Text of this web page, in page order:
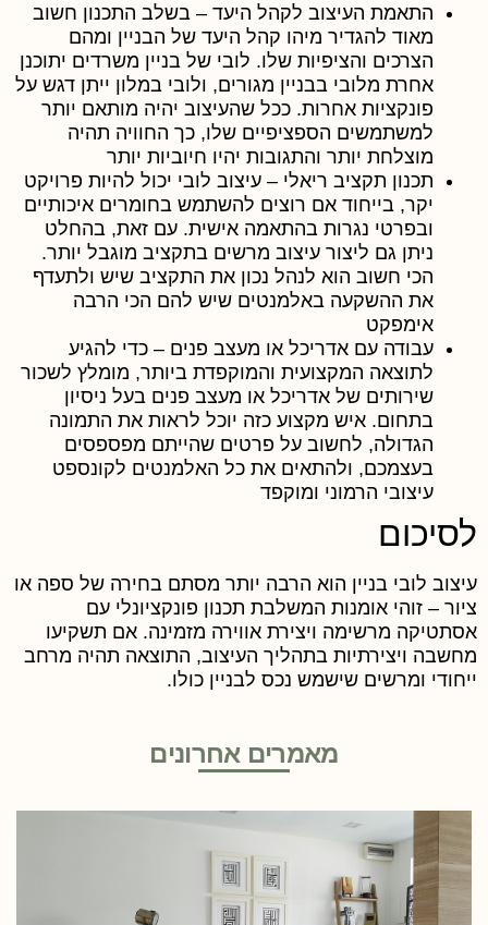
התאמת העיצוב לקהל היעד– בשלב התכנון חשוב
מאוד להגדיר מיהו קהל היעד של הבניין ומהם
הצרכים והציפיות שלו. לובי של בניין משרדים יתוכנן
אחרת מלובי בבניין מגורים, ולובי במלון ייתן דגש על
פונקציות אחרות. ככל שהעיצוב יהיה מותאם יותר
למשתמשים הספציפיים שלו, כך החוויה תהיה
מוצלחת יותר והתגובות יהיו חיוביות יותר
תכנון תקציב ריאלי– עיצוב לובי יכול להיות פרויקט
יקר, בייחוד אם רוצים להשתמש בחומרים איכותיים
ובפרטי נגרות בהתאמה אישית. עם זאת, בהחלט
ניתן גם ליצור עיצוב מרשים בתקציב מוגבל יותר.
הכי חשוב הוא לנהל נכון את התקציב שיש ולתעדף
את ההשקעה באלמנטים שיש להם הכי הרבה
אימפקט
עבודה עם אדריכל או מעצב פנים– כדי להגיע
לתוצאה המקצועית והמוקפדת ביותר, מומלץ לשכור
שירותים של אדריכל או מעצב פנים בעל ניסיון
בתחום. איש מקצוע כזה יוכל לראות את התמונה
הגדולה, לחשוב על פרטים שהייתם מפספסים
בעצמכם, ולהתאים את כל האלמנטים לקונספט
עיצובי הרמוני ומוקפד
לובי בניין הוא הרבה יותר מסתם בחירה של ספה או
– זוהי אומנות המשלבת תכנון פונקציונלי עם
מרשימה ויצירת אווירה מזמינה. אם תשקיעו
ויצירתיות בתהליך העיצוב, התוצאה תהיה מרחב
ומרשים שישמש נכס לבניין כולו.
מאמרים אחרונים